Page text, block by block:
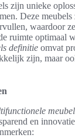
zijn unieke
Deze
waardoor
ruimte optimaal
definitie omvat
zijn, maar
en